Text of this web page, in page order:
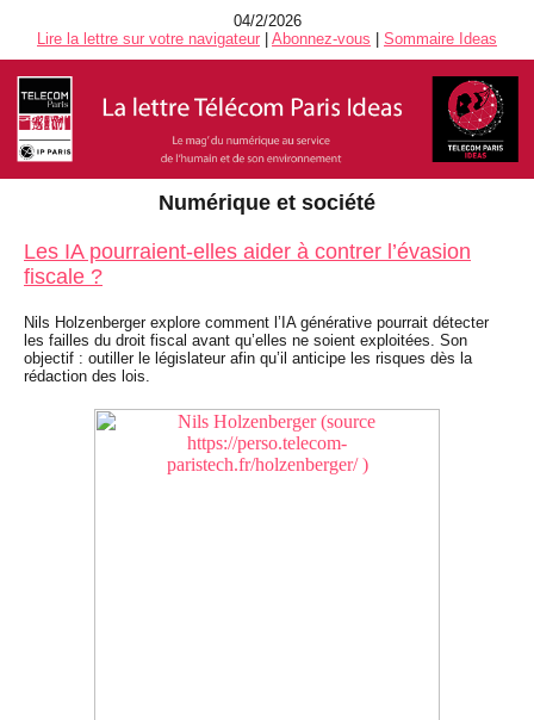
04/2/2026
Lire la lettre sur votre navigateur
Abonnez-vous Sommaire Ideas
Numérique et société
Les IA pourraient-elles aider à contrer l’évasion
fiscale ?
Nils Holzenberger explore comment l’IA générative pourrait détecter
les failles du droit fiscal avant qu’elles ne soient exploitées. Son
objectif : outiller le législateur afin qu’il anticipe les risques dès la
rédaction des lois.